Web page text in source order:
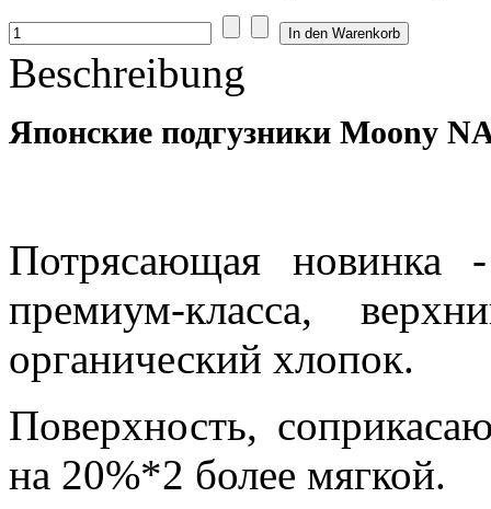
Beschreibung
Японские подгузники Moony
Потрясающая новинка
премиум-класса,
органический хлопок.
Поверхность,
на 20%*2 более мягкой.